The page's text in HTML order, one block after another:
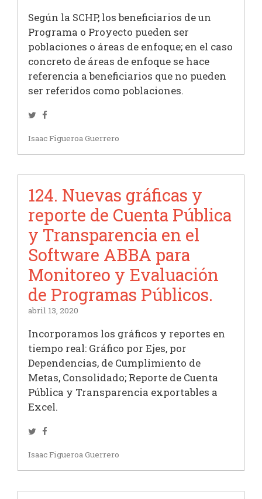
Según la SCHP, los beneficiarios de un
Programa o Proyecto pueden ser
poblaciones o áreas de enfoque; en el caso
concreto de áreas de enfoque se hace
referencia a beneficiarios que no pueden
ser referidos como poblaciones.
Twitter
Isaac Figueroa Guerrero
124. Nuevas gráficas y
reporte de Cuenta Pública
y Transparencia en el
Software ABBA para
Monitoreo y Evaluación
de Programas Públicos.
abril 13, 2020
Incorporamos los gráficos y reportes en
tiempo real: Gráfico por Ejes, por
Dependencias, de Cumplimiento de
Metas, Consolidado; Reporte de Cuenta
Pública y Transparencia exportables a
Excel.
Twitter
Isaac Figueroa Guerrero